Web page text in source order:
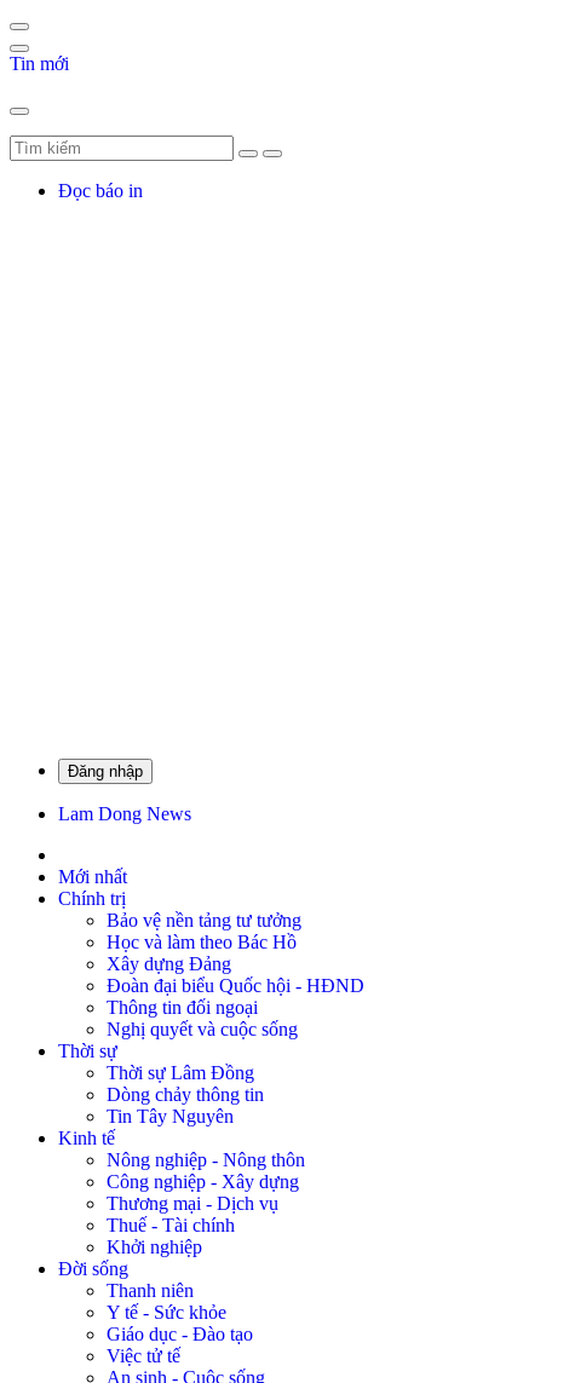
Tin mới
Đọc báo in
Đăng nhập
Lam Dong News
Mới nhất
Chính trị
Bảo vệ nền tảng tư tưởng
Học và làm theo Bác Hồ
Xây dựng Đảng
Đoàn đại biểu Quốc hội - HĐND
Thông tin đối ngoại
Nghị quyết và cuộc sống
Thời sự
Thời sự Lâm Đồng
Dòng chảy thông tin
Tin Tây Nguyên
Kinh tế
Nông nghiệp - Nông thôn
Công nghiệp - Xây dựng
Thương mại - Dịch vụ
Thuế - Tài chính
Khởi nghiệp
Đời sống
Thanh niên
Y tế - Sức khỏe
Giáo dục - Đào tạo
Việc tử tế
An sinh - Cuộc sống